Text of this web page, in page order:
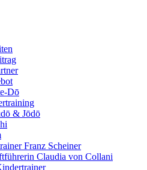
Dō
& Jōdō
Franz Scheiner
Claudia von Collani